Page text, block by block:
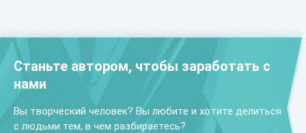
Станьте автором, чтобы заработать с
нами
Вы творческий человек? Вы любите и хотите делиться
с людьми тем, в чем разбираетесь?